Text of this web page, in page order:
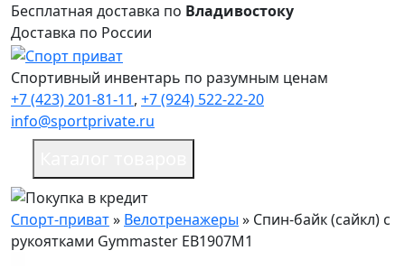
Бесплатная доставка по Владивостоку
Доставка по России
Спортивный инвентарь по разумным ценам
+7 (423) 201-81-11, +7 (924) 522-22-20
info@sportprivate.ru
Спорт-приват» Велотренажеры » Спин-байк (сайкл) с
рукоятками Gymmaster EB1907M1